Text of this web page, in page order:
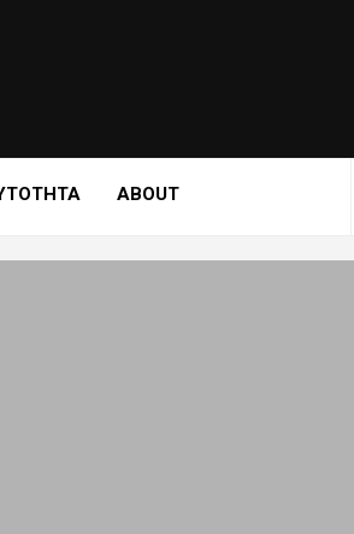
ABOUT